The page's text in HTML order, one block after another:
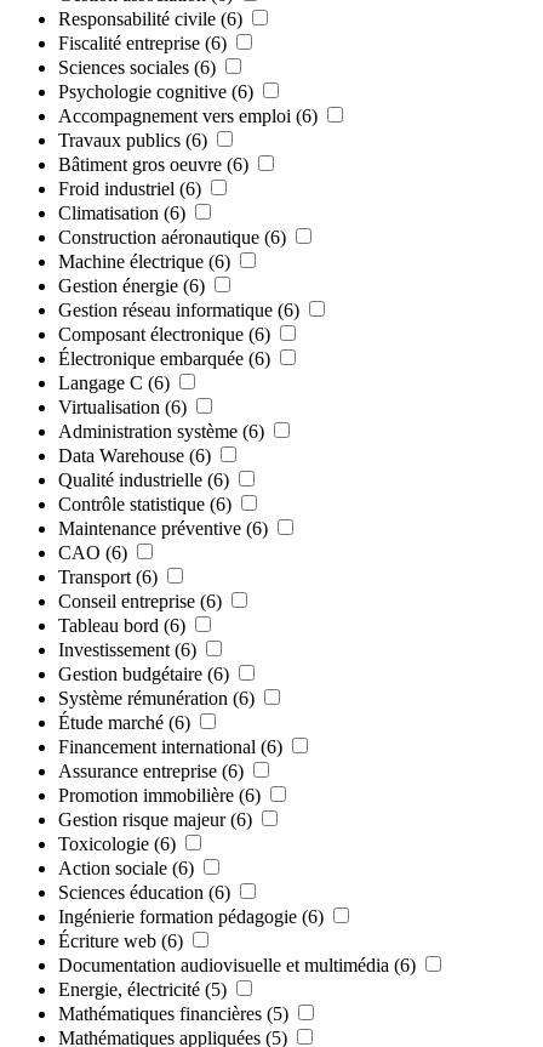
Responsabilité civile (6)
Fiscalité entreprise (6)
Sciences sociales (6)
Psychologie cognitive (6)
Accompagnement vers emploi (6)
Travaux publics (6)
Bâtiment gros oeuvre (6)
Froid industriel (6)
Climatisation (6)
Construction aéronautique (6)
Machine électrique (6)
Gestion énergie (6)
Gestion réseau informatique (6)
Composant électronique (6)
Électronique embarquée (6)
Langage C (6)
Virtualisation (6)
Administration système (6)
Data Warehouse (6)
Qualité industrielle (6)
Contrôle statistique (6)
Maintenance préventive (6)
CAO (6)
Transport (6)
Conseil entreprise (6)
Tableau bord (6)
Investissement (6)
Gestion budgétaire (6)
Système rémunération (6)
Étude marché (6)
Financement international (6)
Assurance entreprise (6)
Promotion immobilière (6)
Gestion risque majeur (6)
Toxicologie (6)
Action sociale (6)
Sciences éducation (6)
Ingénierie formation pédagogie (6)
Écriture web (6)
Documentation audiovisuelle et multimédia (6)
Energie, électricité (5)
Mathématiques financières (5)
Mathématiques appliquées (5)